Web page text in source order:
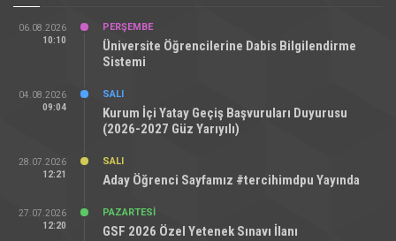
06.08.2026
10:10
PERŞEMBE
Üniversite Öğrencilerine Dabis Bilgilendirme
Sistemi
04.08.2026
09:04
SALI
Kurum İçi Yatay Geçiş Başvuruları Duyurusu
(2026-2027 Güz Yarıyılı)
28.07.2026
12:21
SALI
Aday Öğrenci Sayfamız #tercihimdpu Yayında
27.07.2026
12:20
PAZARTESI
GSF 2026 Özel Yetenek Sınavı İlanı